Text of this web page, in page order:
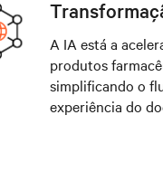
A IA está a
produtos
simplificando o
experiência do